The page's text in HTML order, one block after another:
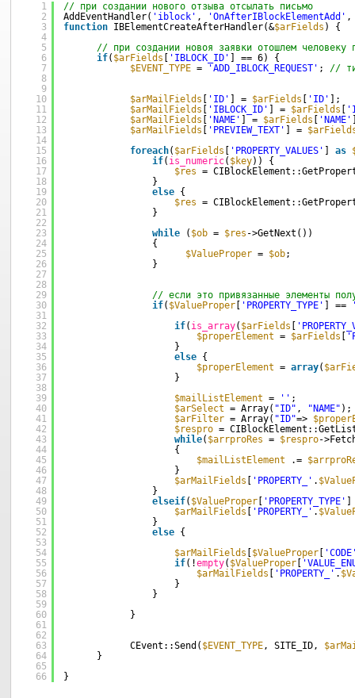
1
2
3
4
5
6
7
8
9
10
11
12
13
14
15
16
17
18
19
20
21
22
23
24
25
26
27
28
29
30
31
32
33
34
35
36
37
38
39
40
41
42
43
44
45
46
47
48
49
50
51
52
53
54
55
56
57
58
59
60
61
62
63
64
65
66
// при создании нового отзыва отсылать письмо
AddEventHandler( 'iblock' , 'OnAfterIBlockElementAdd'
function
IBElementCreateAfterHandler(&$arFields ) {
// при создании новоя заявки отошлем
if( $arFields 'IBLOCK_ID'
] == 6) {
$EVENT_TYPE = 'ADD_IBLOCK_REQUEST' ; //
$arMailFields 'ID' ] = $arFields 'ID'
];
$arMailFields
'IBLOCK_ID' ] = $arFields
$arMailFields
'NAME' ] = $arFields 'NAME'
$arMailFields
'PREVIEW_TEXT' ] =
foreach( $arFields 'PROPERTY_VALUES' as
if( is_numeric( $key)) {
$res =
}
else
{
$res =
}
while
( $ob = $res ->GetNext())
{
$ValueProper = $ob;
}
// если это привязанные элементы
if( $ValueProper[ 'PROPERTY_TYPE' ] ==
if( is_array( $arFields
$properElement = $arFields
}
else
{
$properElement = array(
}
$mailListElement = '' ;
$arSelect = Array( "ID" , "NAME" );
$arFilter = Array( "ID"=>
$respro =
while( $arrproRes = $respro-
{
$mailListElement
.=
}
$arMailFields
'PROPERTY_' .
}
elseif( $ValueProper[ 'PROPERTY_TYPE'
$arMailFields
'PROPERTY_' .
}
else
{
$arMailFields
$ValueProper[
if(!empty( $ValueProper[
$arMailFields
'PROPERTY_' .
}
}
}
CEvent::Send( $EVENT_TYPE, SITE_ID,
}
}